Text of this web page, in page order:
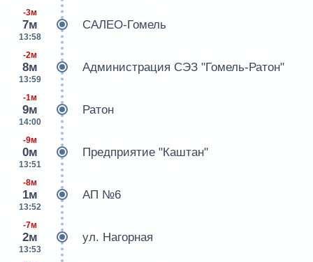
-3м
7м
13:58
САЛЕО-Гомель
-2м
8м
13:59
Администрация СЭЗ "Гомель-Ратон"
-1м
9м
14:00
Ратон
-9м
0м
13:51
Предприятие "Каштан"
-8м
1м
13:52
АП №6
-7м
2м
13:53
ул. Нагорная